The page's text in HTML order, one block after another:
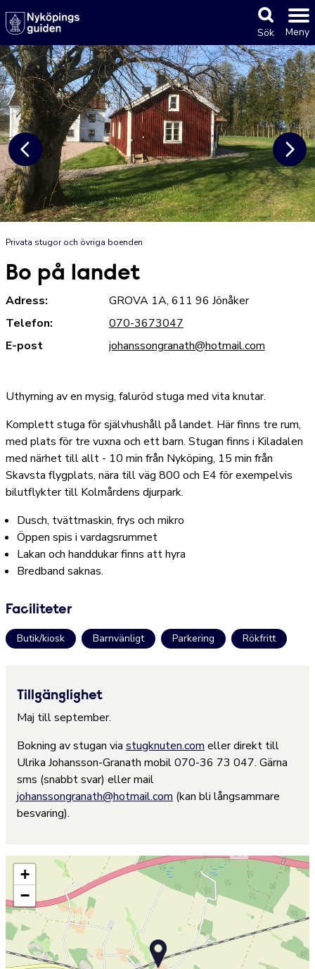
Sök Meny
Privata stugor och övriga boenden
Bo på landet
Adress:
GROVA 1A, 611 96 Jönåker
Telefon:
070-3673047
E-post
johanssongranath@hotmail.com
Uthyrning av en mysig, faluröd stuga med vita knutar.
Komplett stuga för självhushåll på landet. Här finns tre rum,
med plats för tre vuxna och ett barn. Stugan finns i Kiladalen
med närhet till allt - 10 min från Nyköping, 15 min från
Skavsta flygplats, nära till väg 800 och E4 för exempelvis
bilutflykter till Kolmårdens djurpark.
Dusch, tvättmaskin, frys och mikro
Öppen spis i vardagsrummet
Lakan och handdukar finns att hyra
Bredband saknas.
Faciliteter
Butik/kiosk Barnvänligt Parkering Rökfritt
Tillgänglighet
Maj till september.
Bokning av stugan via stugknuten.com eller direkt till
Ulrika Johansson-Granath mobil 070-36 73 047. Gärna
sms (snabbt svar) eller mail
johanssongranath@hotmail.com (kan bli långsammare
besvaring).
+
−